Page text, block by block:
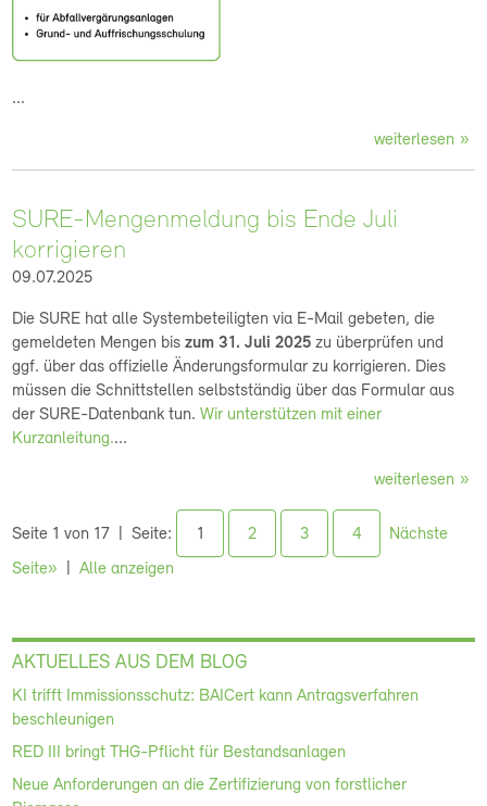
...
weiterlesen
SURE-Mengenmeldung bis Ende Juli
korrigieren
09.07.2025
Die SURE hat alle Systembeteiligten via E-Mail gebeten, die
gemeldeten Mengen biszum 31. Juli 2025 zu überprüfen und
ggf. über das offizielle Änderungsformular zu korrigieren. Dies
müssen die Schnittstellen selbstständig über das Formular aus
der SURE-Datenbank tun.Wir unterstützen mit einer
Kurzanleitung....
weiterlesen
Seite 1 von 17 Seite: 1 2 3 4
Nächste
Seite»
Alle anzeigen
AKTUELLES AUS DEM BLOG
KI trifft Immissionsschutz: BAICert kann Antragsverfahren
beschleunigen
RED III bringt THG-Pflicht für Bestandsanlagen
Neue Anforderungen an die Zertifizierung von forstlicher